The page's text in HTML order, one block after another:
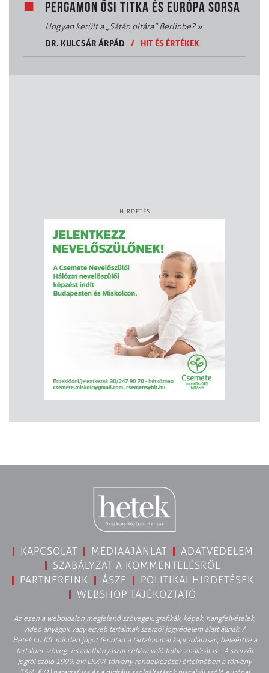
PERGAMON ŐSI TITKA ÉS EURÓPA SORSA
Hogyan került a „Sátán oltára” Berlinbe?»
DR. KULCSÁR ÁRPÁD
/ HIT ÉS ÉRTÉKEK
HIRDETÉS
KAPCSOLAT MÉDIAAJÁNLAT
ADATVÉDELEM
SZABÁLYZAT A KOMMENTELÉSRŐL
PARTNEREINK
ÁSZF
POLITIKAI HIRDETÉSEK
WEBSHOP TÁJÉKOZTATÓ
Az ezen a weboldalon megjelenő szövegek, grafikák, képek, hangfelvételek,
video anyagok vagy egyéb tartalmak szerzői jogvédelem alatt állnak. A
Hetek.hu Kft. minden jogot fenntart a tartalommal kapcsolatosan, beleértve a
tartalom szöveg- és adatbányászat céljára való felhasználását is – A szerzői
jogról szóló 1999. évi LXXVI. törvény rendelkezései értelmében a törvény